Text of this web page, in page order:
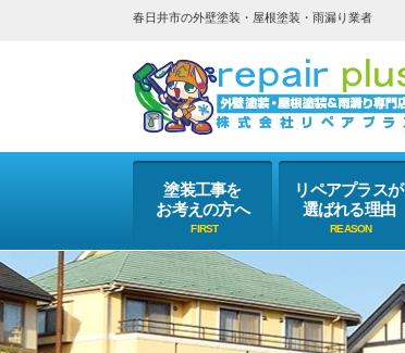
春日井市の外壁塗装・屋根塗装・雨漏り業者
塗装工事を
お考えの方へ
リペアプラスが
選ばれる理由